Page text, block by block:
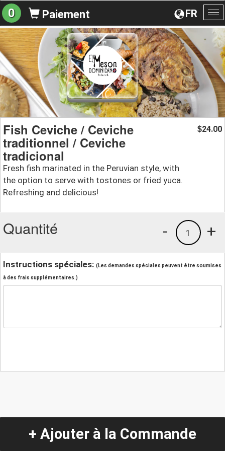
la
FR
0 Paiement
Fish Ceviche / Ceviche
traditionnel / Ceviche
tradicional
Fresh fish marinated in the Peruvian style, with
the option to serve with tostones or fried yuca.
Refreshing and delicious!
$24.00
Quantité +
1
-
Instructions spéciales: (Les demandes spéciales peuvent être soumises
à des frais supplémentaires.)
+ Ajouter à la Commande